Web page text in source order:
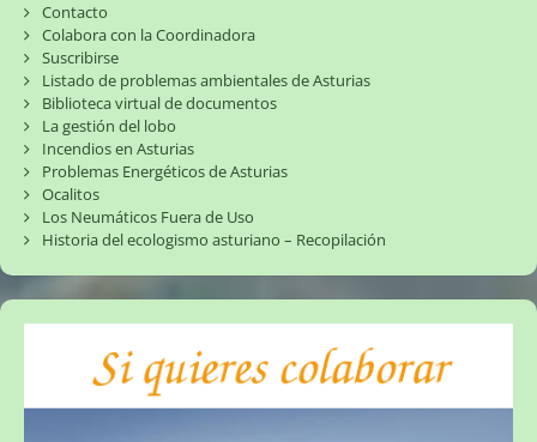
Contacto
Colabora con la Coordinadora
Suscribirse
Listado de problemas ambientales de Asturias
Biblioteca virtual de documentos
La gestión del lobo
Incendios en Asturias
Problemas Energéticos de Asturias
Ocalitos
Los Neumáticos Fuera de Uso
Historia del ecologismo asturiano – Recopilación